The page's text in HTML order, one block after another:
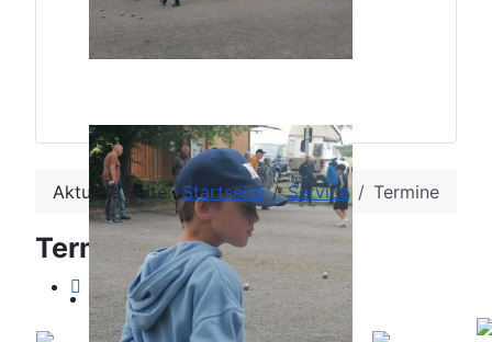
Aktuelle Seite:Startseite Service Termine
Terminkalender